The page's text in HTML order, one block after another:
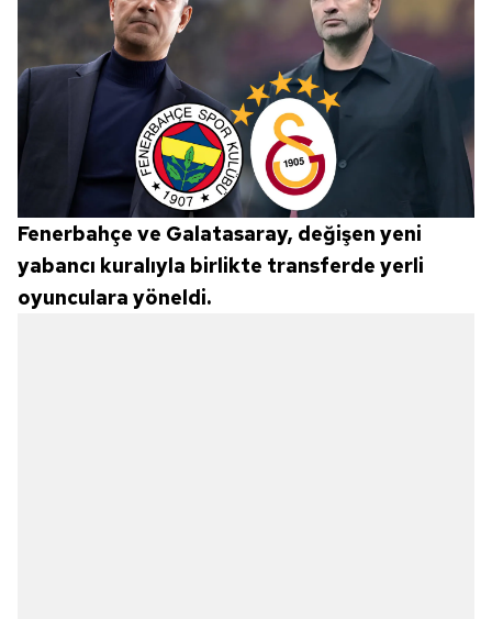
Fenerbahçe ve Galatasaray, değişen yeni
yabancı kuralıyla birlikte transferde yerli
oyunculara yöneldi.